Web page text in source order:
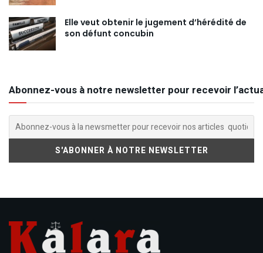
Elle veut obtenir le jugement d’hérédité de
son défunt concubin
Abonnez-vous à notre newsletter pour recevoir